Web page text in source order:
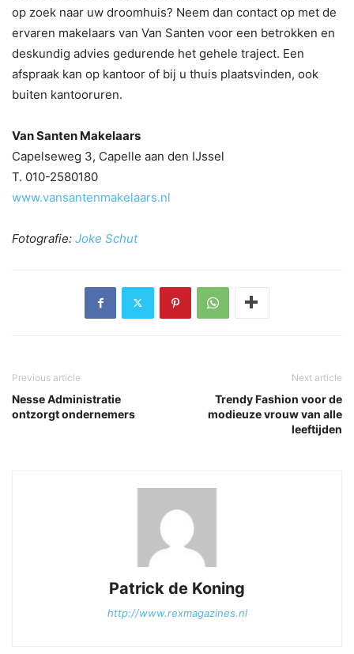
op zoek naar uw droomhuis? Neem dan contact op met de
ervaren makelaars van Van Santen voor een betrokken en
deskundig advies gedurende het gehele traject. Een
afspraak kan op kantoor of bij u thuis plaatsvinden, ook
buiten kantooruren.
Van Santen Makelaars
Capelseweg 3, Capelle aan den IJssel
T. 010-2580180
www.vansantenmakelaars.nl
Fotografie: Joke Schut
Previous article
Nesse Administratie
ontzorgt ondernemers
Next article
Trendy Fashion voor de
modieuze vrouw van alle
leeftijden
Patrick de Koning
http://www.rexmagazines.nl